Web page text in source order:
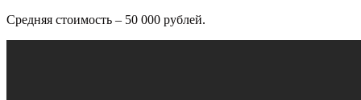
Средняя стоимость – 50 000 рублей.